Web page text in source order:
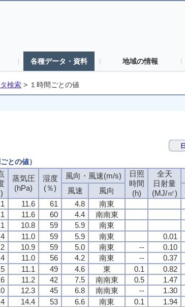
各種データ・資料 地域の情報
検索 > １時間ごとの値
との値）
蒸気圧
(hPa)
湿度
(％)
風向・風速(m/s)
日照
時間
(h)
全天
日射量
(MJ/㎡)
風速 風向
11.6 61 4.8 南東
11.6 60 4.4 南南東
10.8 59 5.9 南東
11.0 59 5.9 南東 0.01
10.9 59 5.0 南東 -- 0.10
11.0 56 4.2 南東 -- 0.37
11.1 49 4.6 東 0.1 0.82
11.2 42 7.5 南南東 0.5 1.47
12.3 45 6.8 南南東 -- 1.30
14.4 53 6.6 南東 0.1 1.94